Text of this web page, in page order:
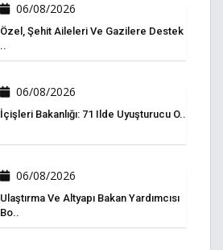
06/08/2026
Özel, Şehit Aileleri Ve Gazilere Destek
..
06/08/2026
İçişleri Bakanlığı: 71 Ilde Uyuşturucu O..
06/08/2026
Ulaştırma Ve Altyapı Bakan Yardımcısı
Bo..